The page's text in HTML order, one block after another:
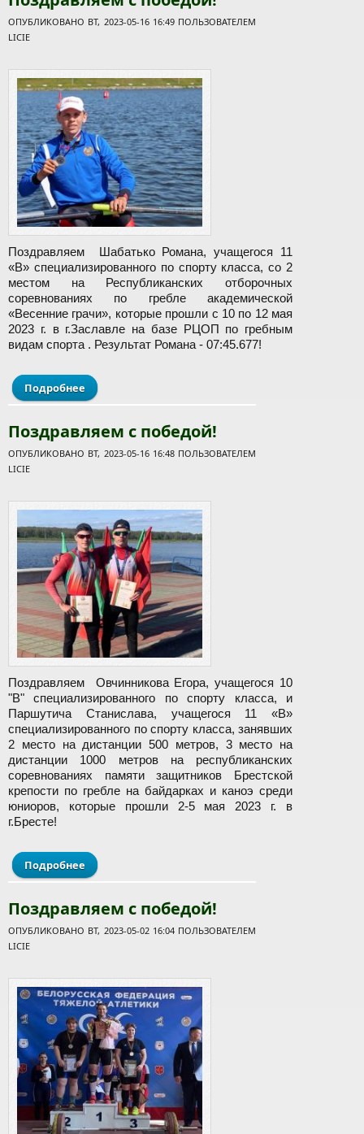
ОПУБЛИКОВАНО ВТ, 2023-05-16 16:49 ПОЛЬЗОВАТЕЛЕМ
LICIE
Поздравляем Шабатько Романа, учащегося 11
«В» специализированного по спорту класса, со 2
местом на Республиканских отборочных
соревнованиях по гребле академической
«Весенние грачи», которые прошли с 10 по 12 мая
2023 г. в г.Заславле на базе РЦОП по гребным
видам спорта . Результат Романа - 07:45.677!
Подробнее о Поздравляем с победой!
Поздравляем с победой!
ОПУБЛИКОВАНО ВТ, 2023-05-16 16:48 ПОЛЬЗОВАТЕЛЕМ
LICIE
Поздравляем Овчинникова Егора, учащегося 10
"В" специализированного по спорту класса, и
Паршутича Станислава, учащегося 11 «В»
специализированного по спорту класса, занявших
2 место на дистанции 500 метров, 3 место на
дистанции 1000 метров на республиканских
соревнованиях памяти защитников Брестской
крепости по гребле на байдарках и каноэ среди
юниоров, которые прошли 2-5 мая 2023 г. в
г.Бресте!
Подробнее о Поздравляем с победой!
Поздравляем с победой!
ОПУБЛИКОВАНО ВТ, 2023-05-02 16:04 ПОЛЬЗОВАТЕЛЕМ
LICIE